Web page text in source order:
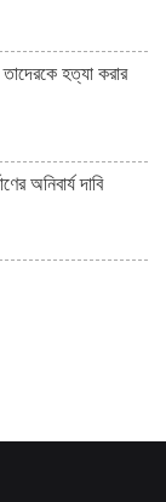
হত্যা করার
অনিবার্য দাবি